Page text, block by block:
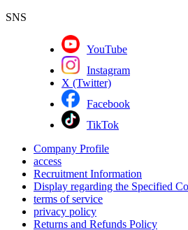
SNS
YouTube
Instagram
X (Twitter)
Facebook
TikTok
Company Profile
access
Recruitment Information
Display regarding the Specified
terms of service
privacy policy
Returns and Refunds Policy